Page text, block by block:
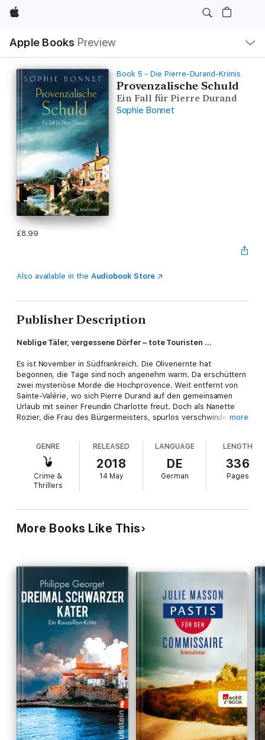
Apple
Apple Books Preview
Nav
Open
Menu
Book 5 - Die Pierre-Durand-Krimis
Provenzalische Schuld
Ein Fall für Pierre Durand
Sophie Bonnet
£8.99
Also available in the Audiobook Store
Publisher Description
Neblige Täler, vergessene Dörfer – tote Touristen …
Es ist November in Südfrankreich. Die Olivenernte hat
begonnen, die Tage sind noch angenehm warm. Da erschüttern
zwei mysteriöse Morde die Hochprovence. Weit entfernt von
Sainte-Valérie, wo sich Pierre Durand auf den gemeinsamen
Urlaub mit seiner Freundin Charlotte freut. Doch als Nanette
Rozier, die Frau des Bürgermeisters, spurlos verschwindet, ist
Durand folgt der Spur der Vermissten in die provenzalischen
Berge bei Sisteron und begibt sich damit selbst in höchste
more
GENRE
Crime &
Thrillers
RELEASED
2018
14 May
LANGUAGE
DE
German
LENGTH
336
Pages
More Books Like This